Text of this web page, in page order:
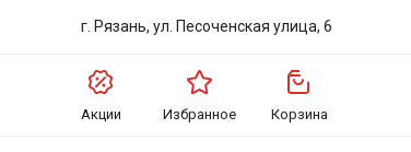
г. Рязань, ул. Песоченская улица, 6
Акции Избранное Корзина